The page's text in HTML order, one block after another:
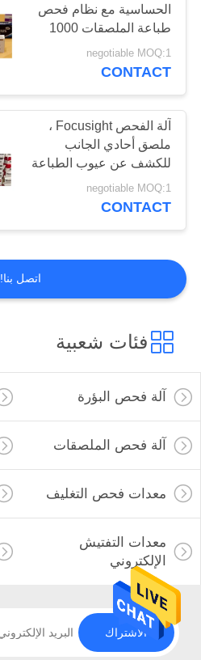
الحساسية مع نظام فحص
طباعة الملصقات 1000
واط
negotiable MOQ:1
CONTACT
آلة الفحص Focusight ،
ملصق أحادي الجانب
للكشف عن عيوب الطباعة
والكود
negotiable MOQ:1
CONTACT
اتصل بنا!
فئات شعبية
آلة فحص البؤرة
آلة فحص الملصقات
معدات فحص التغليف
معدات التفتيش
الإلكتروني
الاشتراك